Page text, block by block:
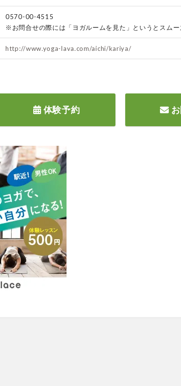
0570-00-4515
※お問合せの際には「ヨガルームを見た」というとスムー
http://www.yoga-lava.com/aichi/kariya/
体験予約